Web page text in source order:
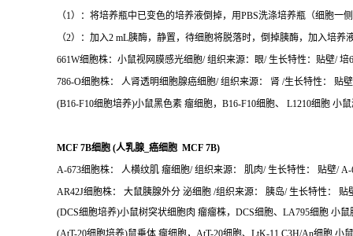
（1）：将培养瓶中已变色的培养液倒掉，用PBS洗涤培养瓶（细胞一
（2）：加入2 mL胰酶，静置，待细胞将脱落时，倒掉胰酶，加入培养
661W细胞株：小鼠视网膜感光细胞/ 组织来源：眼/ 生长特性：贴壁/
786-O细胞株： 人肾透明细胞腺癌细胞/ 组织来源： 肾 /生长特性： 贴
(B16-F10细胞培养)小鼠黑色素 瘤细胞，B16-F10细胞、 L1210细胞 小
MCF 7B细胞 (人乳腺_癌细胞 MCF 7B)
A-673细胞株： 人横纹肌 瘤细胞/ 组织来源： 肌肉/ 生长特性： 贴壁/
AR42J细胞株： 大鼠胰腺外分 泌细胞 /组织来源： 胰岛/ 生长特性： 贴
(DCS细胞培养)小鼠树突状细胞肉 瘤瘤株，DCS细胞、LA795细胞 小
(AtT-20细胞培养)鼠垂体 瘤细胞，AtT-20细胞、LtK-11 C3H/An细胞 小